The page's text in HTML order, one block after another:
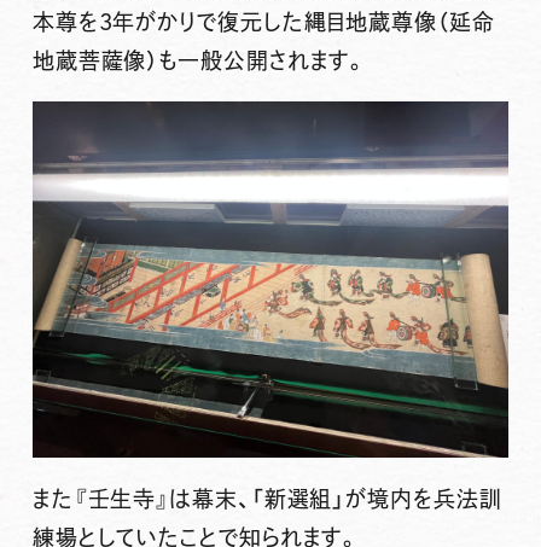
本尊を3年がかりで復元した縄目地蔵尊像（延命
地蔵菩薩像）も一般公開されます。
また『壬生寺』は幕末、「新選組」が境内を兵法訓
練場としていたことで知られます。